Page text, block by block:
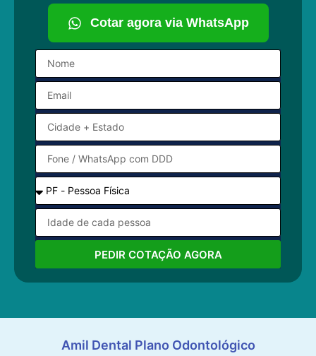
Cotar agora via WhatsApp
PEDIR COTAÇÃO AGORA
Amil Dental Plano Odontológico